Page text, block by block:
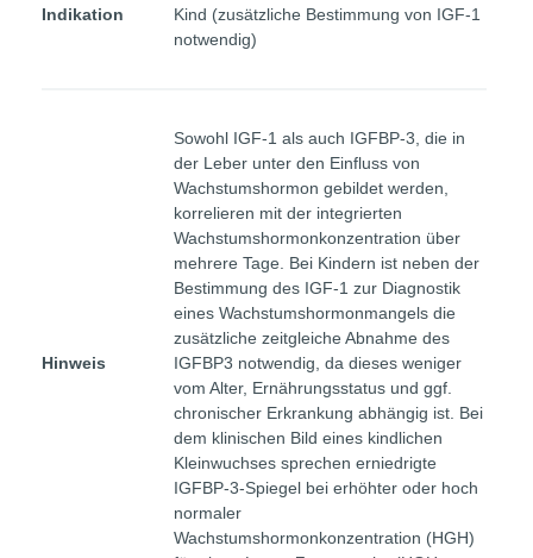
Indikation
Kind (zusätzliche Bestimmung von IGF-1
notwendig)
Hinweis
Sowohl IGF-1 als auch IGFBP-3, die in
der Leber unter den Einfluss von
Wachstumshormon gebildet werden,
korrelieren mit der integrierten
Wachstumshormonkonzentration über
mehrere Tage. Bei Kindern ist neben der
Bestimmung des IGF-1 zur Diagnostik
eines Wachstumshormonmangels die
zusätzliche zeitgleiche Abnahme des
IGFBP3 notwendig, da dieses weniger
vom Alter, Ernährungsstatus und ggf.
chronischer Erkrankung abhängig ist. Bei
dem klinischen Bild eines kindlichen
Kleinwuchses sprechen erniedrigte
IGFBP-3-Spiegel bei erhöhter oder hoch
normaler
Wachstumshormonkonzentration (HGH)